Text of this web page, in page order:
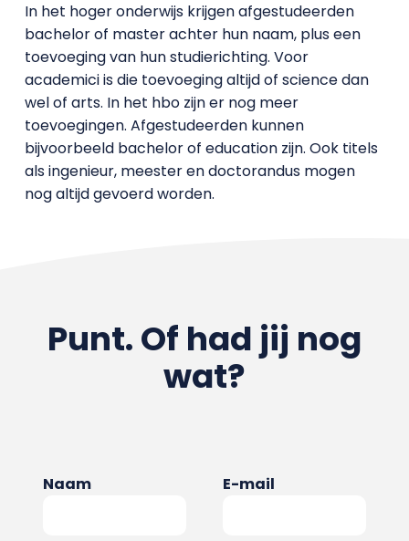
In het hoger onderwijs krijgen afgestudeerden
bachelor of master achter hun naam, plus een
toevoeging van hun studierichting. Voor
academici is die toevoeging altijd of science dan
wel of arts. In het hbo zijn er nog meer
toevoegingen. Afgestudeerden kunnen
bijvoorbeeld bachelor of education zijn. Ook titels
als ingenieur, meester en doctorandus mogen
nog altijd gevoerd worden.
Punt. Of had jij nog
wat?
Naam E-mail